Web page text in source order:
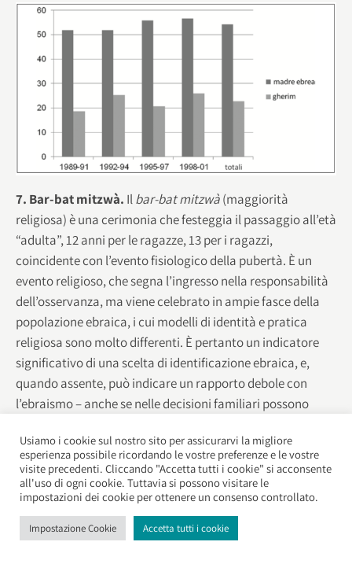
7. Bar-bat mitzwà. Ilbar-bat mitzwà(maggiorità
religiosa) è una cerimonia che festeggia il passaggio all’età
“adulta”, 12 anni per le ragazze, 13 per i ragazzi,
coincidente con l’evento fisiologico della pubertà. È un
evento religioso, che segna l’ingresso nella responsabilità
dell’osservanza, ma viene celebrato in ampie fasce della
popolazione ebraica, i cui modelli di identità e pratica
religiosa sono molto differenti. È pertanto un indicatore
significativo di una scelta di identificazione ebraica, e,
quando assente, può indicare un rapporto debole con
l’ebraismo – anche se nelle decisioni familiari possono
economiche, distanza geografica ecc.); per le ragazze
gioca anche la relativa recente istituzione del rito. [12]Si
aggiunga il fatto che la celebrazione è formalizzata da un
esame e da cerimonie pubbliche, e viene annotata nei
registri comunitari, per cui è un dato facile da rilevare,
Usiamo i cookie sul nostro sito per assicurarvi la migliore
esperienza possibile ricordando le vostre preferenze e le vostre
visite precedenti. Cliccando "Accetta tutti i cookie" si acconsente
all'uso di ogni cookie. Tuttavia si possono visitare le
impostazioni dei cookie per ottenere un consenso controllato.
Impostazione Cookie Accetta tutti i cookie